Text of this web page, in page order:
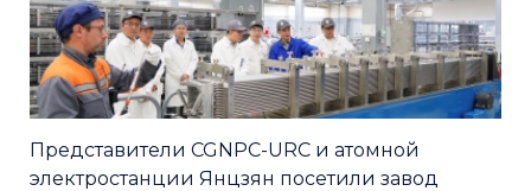
Представители CGNPC-URC и атомной
электростанции Янцзян посетили завод